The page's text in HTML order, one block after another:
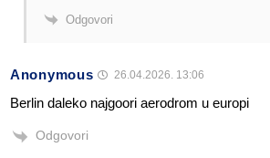
Odgovori
Anonymous 26.04.2026. 13:06
Berlin daleko najgoori aerodrom u europi
Odgovori